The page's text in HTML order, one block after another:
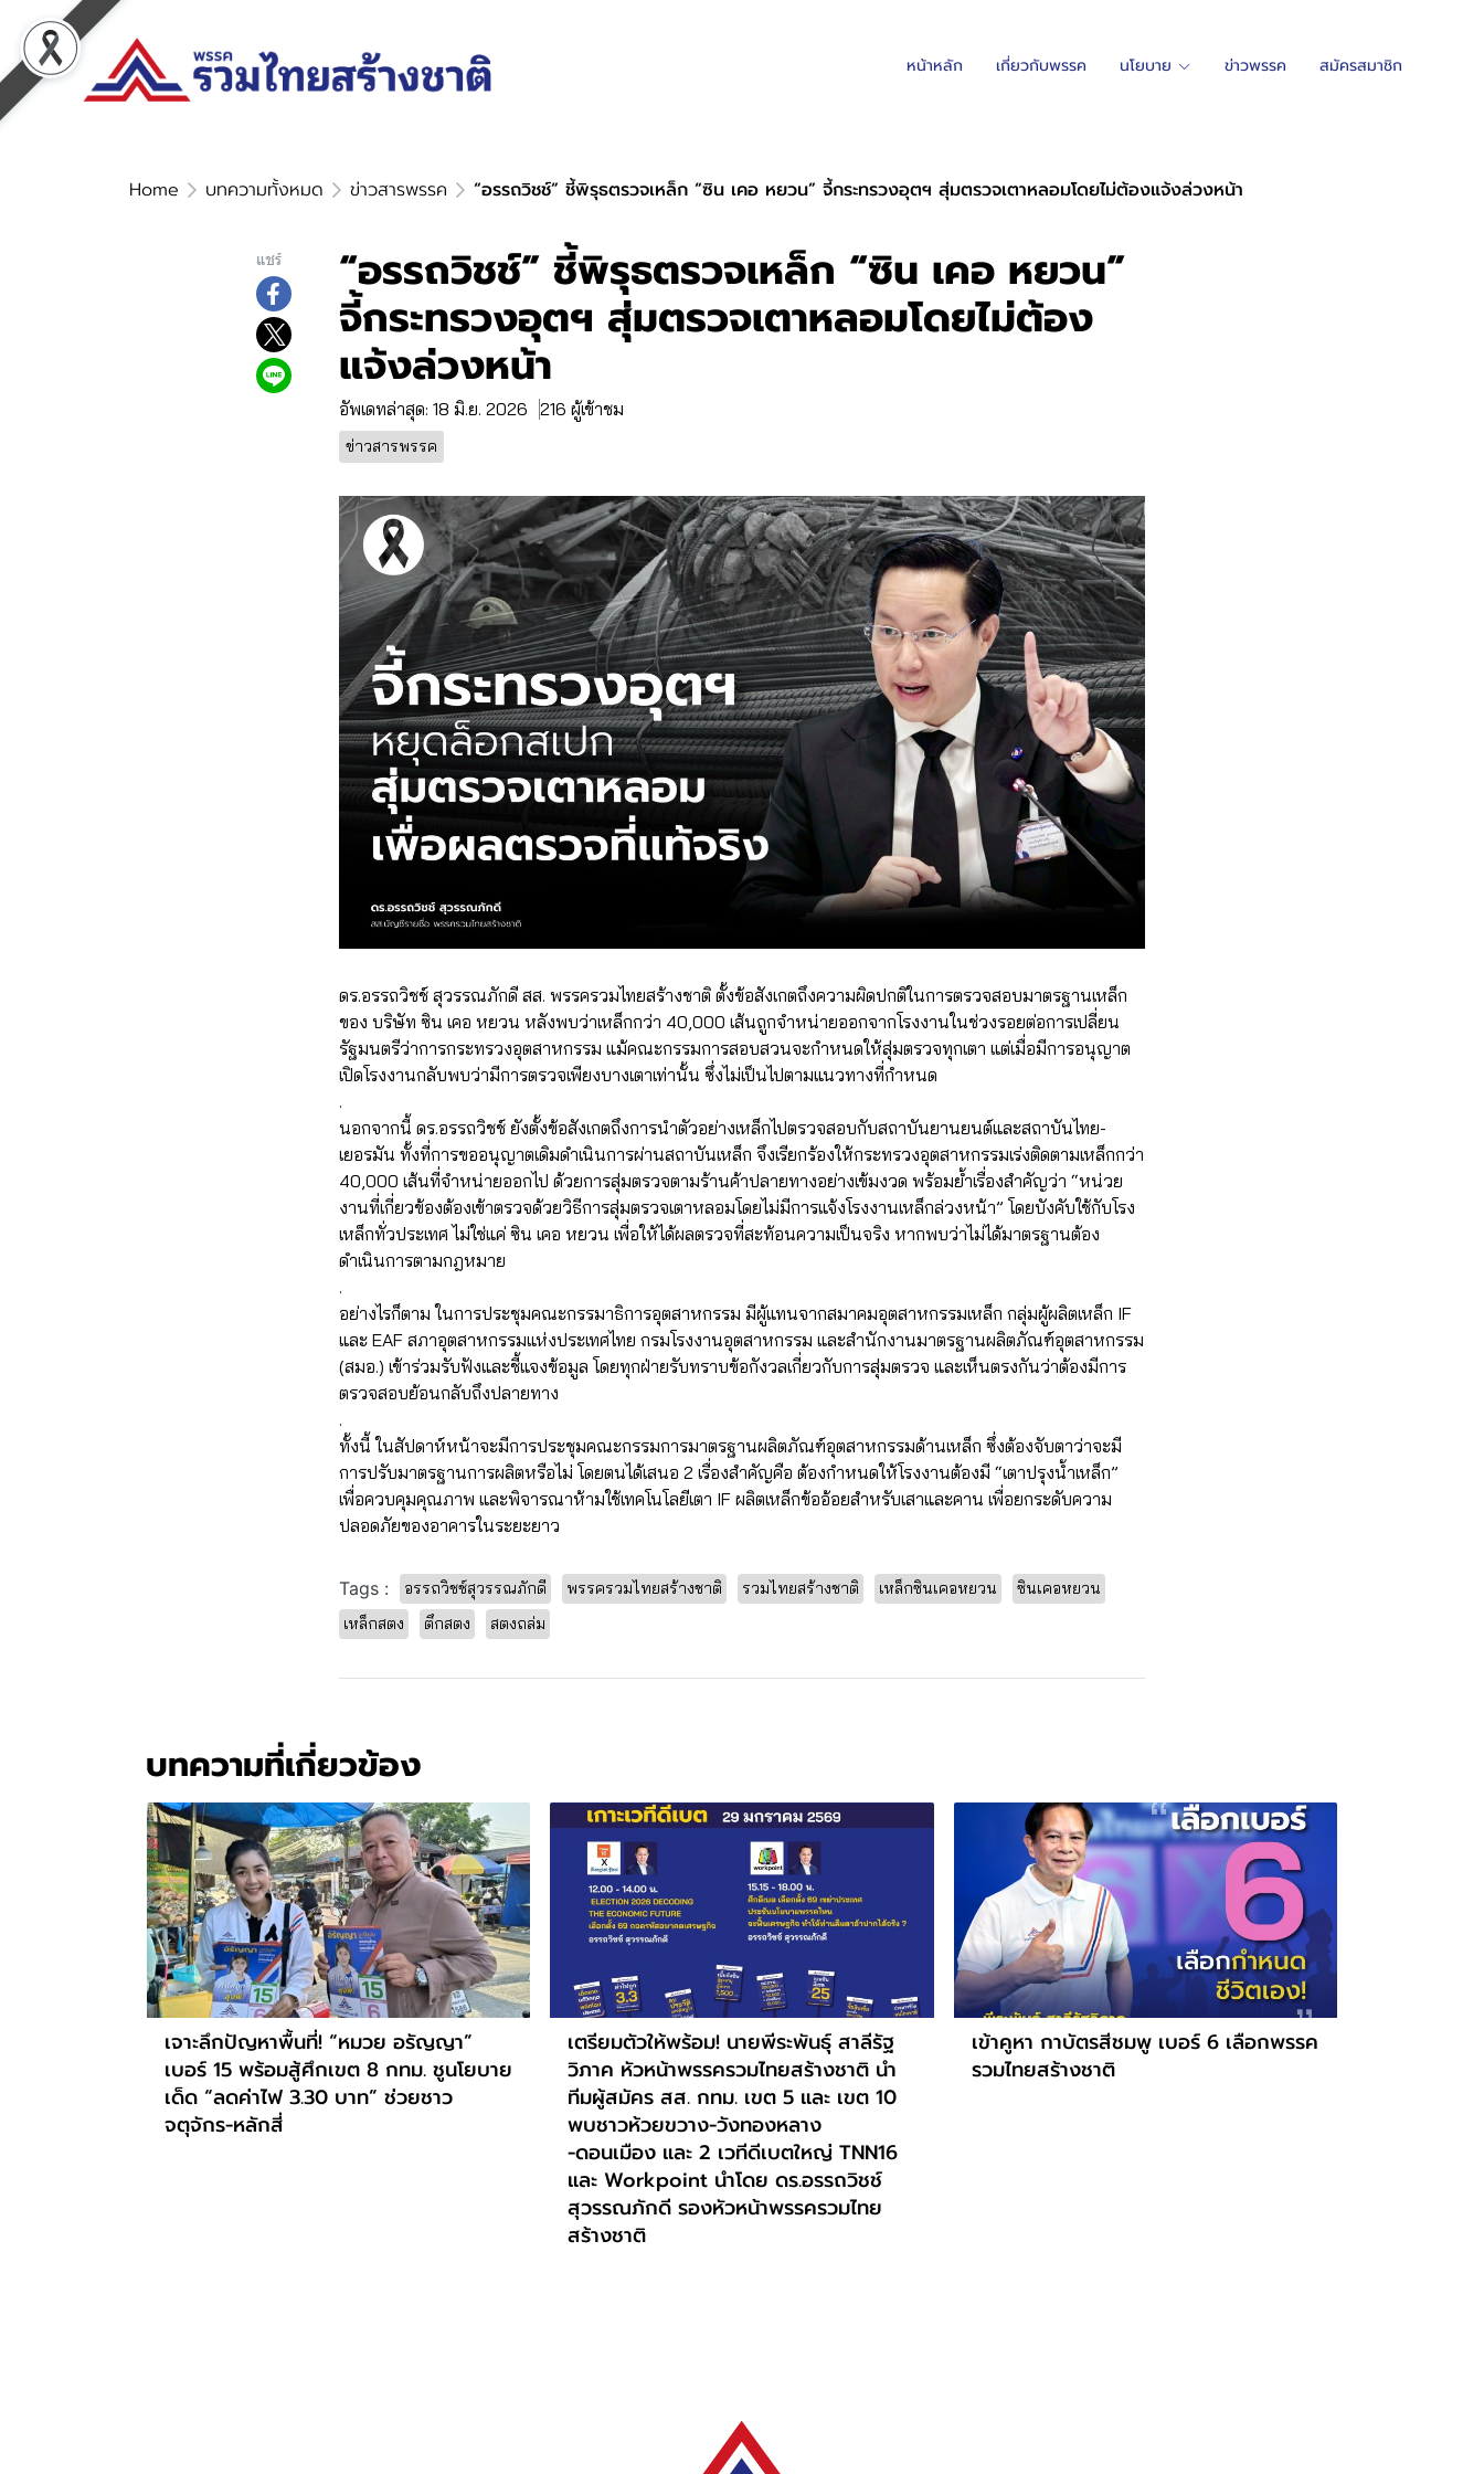
หน้าหลัก เกี่ยวกับพรรค นโยบาย ข่าวพรรค สมัครสมาชิก
Home บทความทั้งหมด ข่าวสารพรรค “อรรถวิชช์” ชี้พิรุธตรวจเหล็ก “ซิน เคอ หยวน” จี้กระทรวงอุตฯ สุ่มตรวจเตาหลอมโดยไม่ต้องแจ้งล่วงหน้า
แชร์ “อรรถวิชช์” ชี้พิรุธตรวจเหล็ก “ซิน เคอ หยวน”
จี้กระทรวงอุตฯ สุ่มตรวจเตาหลอมโดยไม่ต้อง
แจ้งล่วงหน้า
อัพเดทล่าสุด: 18 มิ.ย. 2026 216 ผู้เข้าชม
ข่าวสารพรรค
ดร.อรรถวิชช์ สุวรรณภักดี สส. พรรครวมไทยสร้างชาติ ตั้งข้อสังเกตถึงความผิดปกติในการตรวจสอบมาตรฐานเหล็ก
ของ บริษัท ซิน เคอ หยวน หลังพบว่าเหล็กกว่า 40,000 เส้นถูกจำหน่ายออกจากโรงงานในช่วงรอยต่อการเปลี่ยน
รัฐมนตรีว่าการกระทรวงอุตสาหกรรม แม้คณะกรรมการสอบสวนจะกำหนดให้สุ่มตรวจทุกเตา แต่เมื่อมีการอนุญาต
เปิดโรงงานกลับพบว่ามีการตรวจเพียงบางเตาเท่านั้น ซึ่งไม่เป็นไปตามแนวทางที่กำหนด
.
นอกจากนี้ ดร.อรรถวิชช์ ยังตั้งข้อสังเกตถึงการนำตัวอย่างเหล็กไปตรวจสอบกับสถาบันยานยนต์และสถาบันไทย-
เยอรมัน ทั้งที่การขออนุญาตเดิมดำเนินการผ่านสถาบันเหล็ก จึงเรียกร้องให้กระทรวงอุตสาหกรรมเร่งติดตามเหล็กกว่า
40,000 เส้นที่จำหน่ายออกไป ด้วยการสุ่มตรวจตามร้านค้าปลายทางอย่างเข้มงวด พร้อมย้ำเรื่องสำคัญว่า “หน่วย
งานที่เกี่ยวข้องต้องเข้าตรวจด้วยวิธีการสุ่มตรวจเตาหลอมโดยไม่มีการแจ้งโรงงานเหล็กล่วงหน้า” โดยบังคับใช้กับโรง
เหล็กทั่วประเทศ ไม่ใช่แค่ ซิน เคอ หยวน เพื่อให้ได้ผลตรวจที่สะท้อนความเป็นจริง หากพบว่าไม่ได้มาตรฐานต้อง
ดำเนินการตามกฎหมาย
.
อย่างไรก็ตาม ในการประชุมคณะกรรมาธิการอุตสาหกรรม มีผู้แทนจากสมาคมอุตสาหกรรมเหล็ก กลุ่มผู้ผลิตเหล็ก IF
และ EAF สภาอุตสาหกรรมแห่งประเทศไทย กรมโรงงานอุตสาหกรรม และสำนักงานมาตรฐานผลิตภัณฑ์อุตสาหกรรม
(สมอ.) เข้าร่วมรับฟังและชี้แจงข้อมูล โดยทุกฝ่ายรับทราบข้อกังวลเกี่ยวกับการสุ่มตรวจ และเห็นตรงกันว่าต้องมีการ
ตรวจสอบย้อนกลับถึงปลายทาง
.
ทั้งนี้ ในสัปดาห์หน้าจะมีการประชุมคณะกรรมการมาตรฐานผลิตภัณฑ์อุตสาหกรรมด้านเหล็ก ซึ่งต้องจับตาว่าจะมี
การปรับมาตรฐานการผลิตหรือไม่ โดยตนได้เสนอ 2 เรื่องสำคัญคือ ต้องกำหนดให้โรงงานต้องมี “เตาปรุงน้ำเหล็ก”
เพื่อควบคุมคุณภาพ และพิจารณาห้ามใช้เทคโนโลยีเตา IF ผลิตเหล็กข้ออ้อยสำหรับเสาและคาน เพื่อยกระดับความ
ปลอดภัยของอาคารในระยะยาว
Tags : อรรถวิชช์สุวรรณภักดี พรรครวมไทยสร้างชาติ รวมไทยสร้างชาติ เหล็กซินเคอหยวน
ซินเคอหยวน
เหล็กสตง
ตึกสตง สตงถล่ม
บทความที่เกี่ยวข้อง
เจาะลึกปัญหาพื้นที่! “หมวย อรัญญา”
เบอร์ 15 พร้อมสู้ศึกเขต 8 กทม. ชูนโยบาย
เด็ด “ลดค่าไฟ 3.30 บาท” ช่วยชาว
จตุจักร-หลักสี่
เตรียมตัวให้พร้อม! นายพีระพันธุ์ สาลีรัฐ
วิภาค หัวหน้าพรรครวมไทยสร้างชาติ นำ
ทีมผู้สมัคร สส. กทม. เขต 5 และ เขต 10
พบชาวห้วยขวาง-วังทองหลาง
-ดอนเมือง และ 2 เวทีดีเบตใหญ่ TNN16
และ Workpoint นำโดย ดร.อรรถวิชช์
สุวรรณภักดี รองหัวหน้าพรรครวมไทย
สร้างชาติ
เข้าคูหา กาบัตรสีชมพู เบอร์ 6 เลือกพรรค
รวมไทยสร้างชาติ